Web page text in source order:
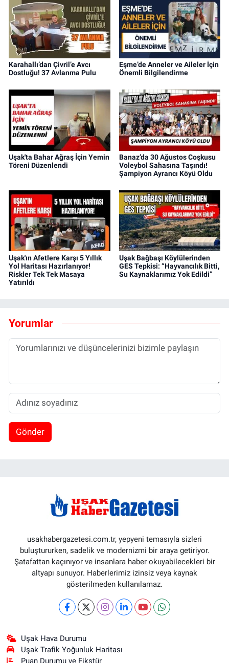
Karahallı’dan Çivril’e Avcı
Dostluğu! 37 Avlanma Pulu
Eşme’de Anneler ve Aileler İçin
Önemli Bilgilendirme
Uşak'ta Bahar Ağraş İçin Yemin
Töreni Düzenlendi
Banaz’da 30 Ağustos Coşkusu
Voleybol Sahasına Taşındı!
Şampiyon Ayrancı Köyü Oldu
Uşak'ın Afetlere Karşı 5 Yıllık
Yol Haritası Hazırlanıyor!
Riskler Tek Tek Masaya
Yatırıldı
Uşak Bağbaşı Köylülerinden
GES Tepkisi: “Hayvancılık Bitti,
Su Kaynaklarımız Yok Edildi”
Yorumlar
Gönder
usakhabergazetesi.com.tr, yepyeni temasıyla sizleri
buluştururken, sadelik ve modernizmi bir araya getiriyor.
Şatafattan kaçınıyor ve insanlara haber okuyabilecekleri bir
altyapı sunuyor. Haberlerimiz izinsiz veya kaynak
gösterilmeden kullanılamaz.
Uşak Hava Durumu
Uşak Trafik Yoğunluk Haritası
Puan Durumu ve Fikstür